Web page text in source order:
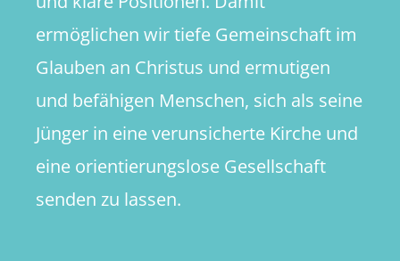
ermöglichen wir tiefe Gemeinschaft im
Glauben an Christus und ermutigen
und befähigen Menschen, sich als seine
Jünger in eine verunsicherte Kirche und
eine orientierungslose Gesellschaft
senden zu lassen.